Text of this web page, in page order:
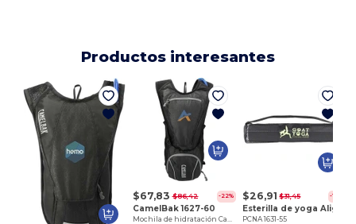
Productos interesantes
$67,83 $86,42 -22%
CamelBak 1627-60
$26,91 $31,45 -14%
PCNA 1631-55